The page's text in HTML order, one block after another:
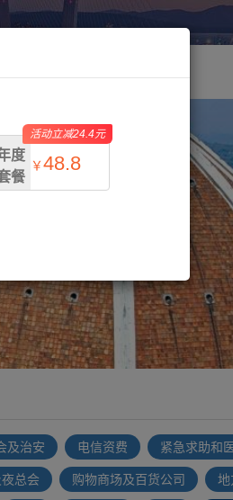
度
餐
￥48.8
活动立减24.4元
及治安 电信资费 紧急求助和
总会 购物商场及百货公司 地